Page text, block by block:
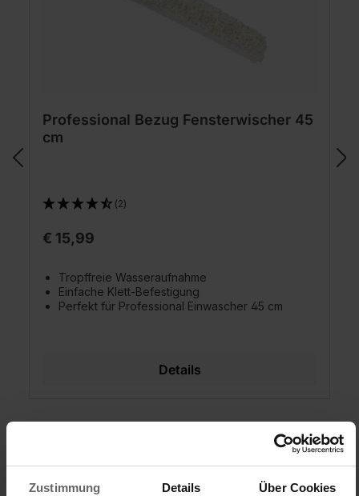
Zustimmung Details Über Cookies
Professional Bezug Fensterwischer 45
cm
(2)
€ 15,99
Tropffreie Wasseraufnahme
Einfache Klett-Befestigung
Perfekt für Professional Einwascher 45 cm
Details